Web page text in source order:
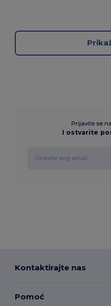
Prijavite se
I ostvarite
Kontaktirajte nas
Pomoć